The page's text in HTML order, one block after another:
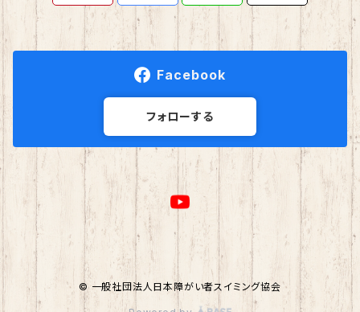
Facebook
フォローする
© 一般社団法人日本障がい者スイミング協会